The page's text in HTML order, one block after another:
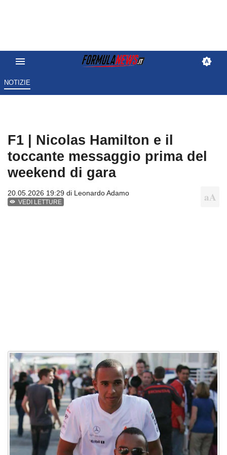
NOTIZIE
F1 | Nicolas Hamilton e il
toccante messaggio prima del
weekend di gara
20.05.2026 19:29 di Leonardo Adamo
VEDI LETTURE